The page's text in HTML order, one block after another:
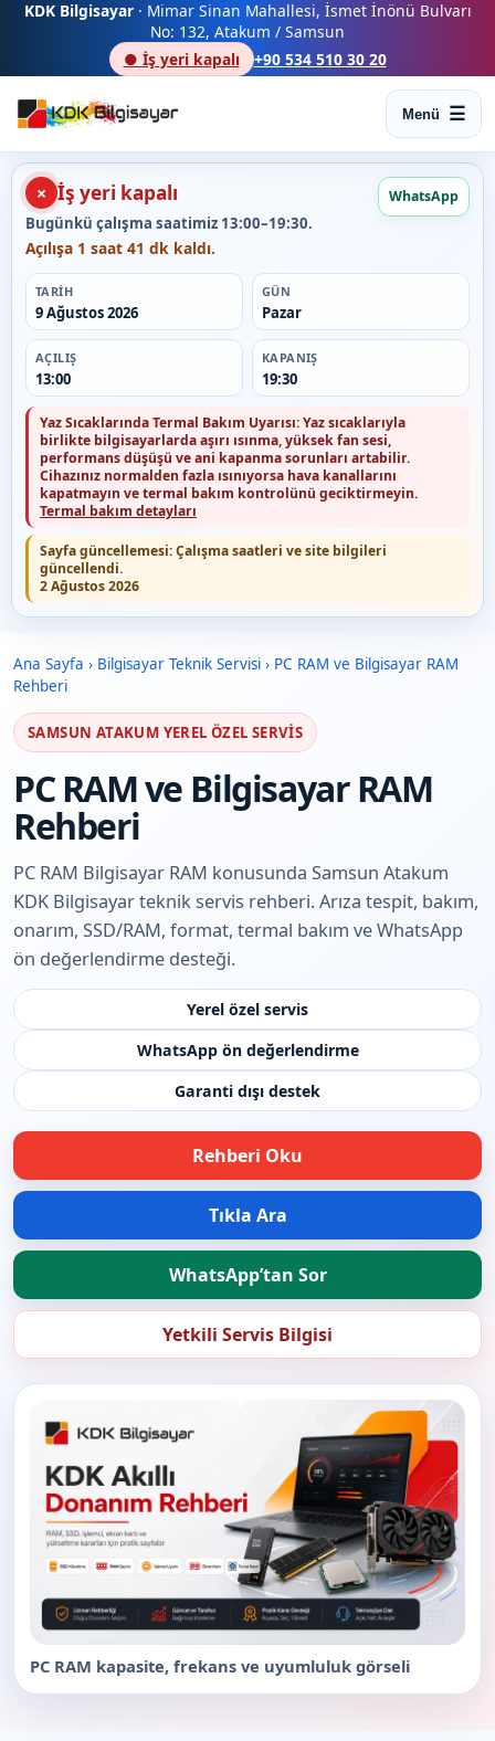
KDK Bilgisayar· Mimar Sinan Mahallesi, İsmet İnönü Bulvarı
No: 132, Atakum / Samsun
● İş yeri kapalı
+90 534 510 30 20
Menü
× İş yeri kapalı
Bugünkü çalışma saatimiz 13:00–19:30.
Açılışa 1 saat 41 dk kaldı.
WhatsApp
TARIH
9 Ağustos 2026
GÜN
Pazar
AÇILIŞ
13:00
KAPANIŞ
19:30
Yaz Sıcaklarında Termal Bakım Uyarısı:Yaz sıcaklarıyla
birlikte bilgisayarlarda aşırı ısınma, yüksek fan sesi,
performans düşüşü ve ani kapanma sorunları artabilir.
Cihazınız normalden fazla ısınıyorsa hava kanallarını
kapatmayın ve termal bakım kontrolünü geciktirmeyin.
Termal bakım detayları
Sayfa güncellemesi:Çalışma saatleri ve site bilgileri
güncellendi.
2 Ağustos 2026
Ana Sayfa › Bilgisayar Teknik Servisi › PC RAM ve Bilgisayar RAM
Rehberi
SAMSUN ATAKUM YEREL ÖZEL SERVIS
PC RAM ve Bilgisayar RAM
Rehberi
PC RAM Bilgisayar RAM konusunda Samsun Atakum
KDK Bilgisayar teknik servis rehberi. Arıza tespit, bakım,
onarım, SSD/RAM, format, termal bakım ve WhatsApp
ön değerlendirme desteği.
Yerel özel servis
WhatsApp ön değerlendirme
Garanti dışı destek
Rehberi Oku
Tıkla Ara
WhatsApp’tan Sor
Yetkili Servis Bilgisi
PC RAM kapasite, frekans ve uyumluluk görseli